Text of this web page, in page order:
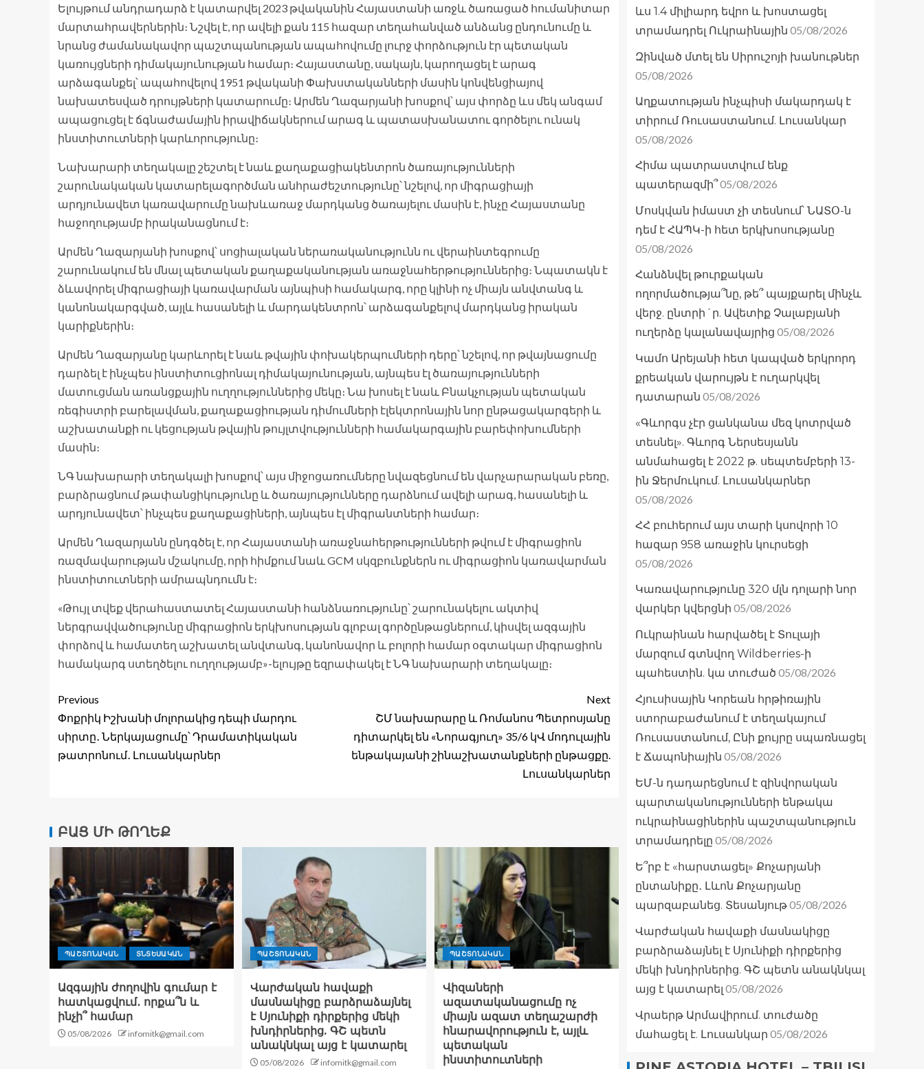
Ելույթում անդրադարձ է կատարվել 2023 թվականին Հայաստանի առջև ծառացած հումանիտար
մարտահրավերներին։ Նշվել է, որ ավելի քան 115 հազար տեղահանված անձանց ընդունումը և
նրանց ժամանակավոր պաշտպանության ապահովումը լուրջ փորձություն էր պետական
կառույցների դիմակայունության համար։ Հայաստանը, սակայն, կարողացել է արագ
արձագանքել՝ ապահովելով 1951 թվականի Փախստականների մասին կոնվենցիայով
նախատեսված դրույթների կատարումը։ Արմեն Ղազարյանի խոսքով՝ այս փորձը ևս մեկ անգամ
ապացուցել է ճգնաժամային իրավիճակներում արագ և պատասխանատու գործելու ունակ
ինստիտուտների կարևորությունը։
Նախարարի տեղակալը շեշտել է նաև քաղաքացիակենտրոն ծառայությունների
շարունակական կատարելագործման անհրաժեշտությունը՝ նշելով, որ միգրացիայի
արդյունավետ կառավարումը նախևառաջ մարդկանց ծառայելու մասին է, ինչը Հայաստանը
հաջողությամբ իրականացնում է։
Արմեն Ղազարյանի խոսքով՝ սոցիալական ներառականությունն ու վերաինտեգրումը
շարունակում են մնալ պետական քաղաքականության առաջնահերթություններից։ Նպատակն է
ձևավորել միգրացիայի կառավարման այնպիսի համակարգ, որը կլինի ոչ միայն անվտանգ և
կանոնակարգված, այլև հասանելի և մարդակենտրոն՝ արձագանքելով մարդկանց իրական
կարիքներին։
Արմեն Ղազարյանը կարևորել է նաև թվային փոխակերպումների դերը՝ նշելով, որ թվայնացումը
դարձել է ինչպես ինստիտուցիոնալ դիմակայունության, այնպես էլ ծառայությունների
մատուցման առանցքային ուղղություններից մեկը։ Նա խոսել է նաև Բնակչության պետական
ռեգիստրի բարելավման, քաղաքացիության դիմումների էլեկտրոնային նոր ընթացակարգերի և
աշխատանքի ու կեցության թվային թույլտվությունների համակարգային բարեփոխումների
մասին։
ՆԳ նախարարի տեղակալի խոսքով՝ այս միջոցառումները նվազեցնում են վարչարարական բեռը,
բարձրացնում թափանցիկությունը և ծառայությունները դարձնում ավելի արագ, հասանելի և
արդյունավետ՝ ինչպես քաղաքացիների, այնպես էլ միգրանտների համար։
Արմեն Ղազարյանն ընդգծել է, որ Հայաստանի առաջնահերթությունների թվում է միգրացիոն
ռազմավարության մշակումը, որի հիմքում նաև GCM սկզբունքներն ու միգրացիոն կառավարման
ինստիտուտների ամրապնդումն է։
«Թույլ տվեք վերահաստատել Հայաստանի հանձնառությունը՝ շարունակելու ակտիվ
ներգրավվածությունը միգրացիոն երկխոսության գլոբալ գործընթացներում, կիսվել ազգային
փորձով և համատեղ աշխատել անվտանգ, կանոնավոր և բոլորի համար օգտակար միգրացիոն
համակարգ ստեղծելու ուղղությամբ»-ելույթը եզրափակել է ՆԳ նախարարի տեղակալը։
Previous
Փոքրիկ Իշխանի մոլորակից դեպի մարդու
սիրտը․ Ներկայացումը՝ Դրամատիկական
թատրոնում․ Լուսանկարներ
Next
ՇՄ նախարարը և Ռոմանոս Պետրոսյանը
դիտարկել են «Նորագյուղ» 35/6 կՎ մոդուլային
ենթակայանի շինաշխատանքների ընթացքը.
Լուսանկարներ
ԲԱՑ ՄԻ ԹՈՂԵՔ
ՊԱՇՏՈՆԱԿԱՆ ՏՆՏԵՍԱԿԱՆ
Ազգային ժողովին գումար է
հատկացվում․ որքա՞ն և
ինչի՞ համար
05/08/2026 infomitk@gmail.com
ՊԱՇՏՈՆԱԿԱՆ
Վարժական հավաքի
մասնակիցը բարձրաձայնել
է Սյունիքի դիրքերից մեկի
խնդիրներից. ԳՇ պետն
անակնկալ այց է կատարել
05/08/2026 infomitk@gmail.com
ՊԱՇՏՈՆԱԿԱՆ
Վիզաների
ազատականացումը ոչ
միայն ազատ տեղաշարժի
հնարավորություն է, այլև
պետական
ինստիտուտների
ևս 1.4 միլիարդ եվրո և խոստացել
տրամադրել Ուկրաինային 05/08/2026
Զինված մտել են Սիրուշոյի խանութներ
05/08/2026
Աղքատության ինչպիսի մակարդակ է
տիրում Ռուսաստանում. Լուսանկար
05/08/2026
Հիմա պատրաստվում ենք
պատերազմի՞05/08/2026
Մոսկվան իմաստ չի տեսնում՝ ՆԱՏՕ-ն
դեմ է ՀԱՊԿ-ի հետ երկխոսությանը
05/08/2026
Հանձնվել թուրքական
ողորմածությա՞նը, թե՞ պայքարել մինչև
վերջ. ընտրի´ր. Ավետիք Չալաբյանի
ուղերձը կալանավայրից 05/08/2026
Կամո Արեյանի հետ կապված երկրորդ
քրեական վարույթն է ուղարկվել
դատարան 05/08/2026
«Գևորգս չէր ցանկանա մեզ կոտրված
տեսնել». Գևորգ Ներսեսյանն
անմահացել է 2022 թ. սեպտեմբերի 13-
ին Ջերմուկում. Լուսանկարներ
05/08/2026
ՀՀ բուհերում այս տարի կսովորի 10
հազար 958 առաջին կուրսեցի
05/08/2026
Կառավարությունը 320 մլն դոլարի նոր
վարկեր կվերցնի 05/08/2026
Ուկրաինան հարվածել է Տուլայի
մարզում գտնվող Wildberries-ի
պահեստին. կա տուժած 05/08/2026
Հյուսիսային Կորեան հրթիռային
ստորաբաժանում է տեղակայում
Ռուսաստանում, Ընի քույրը սպառնացել
է Ճապոնիային 05/08/2026
ԵՄ-ն դադարեցնում է զինվորական
պարտականությունների ենթակա
ուկրաինացիներին պաշտպանություն
տրամադրելը 05/08/2026
Ե՞րբ է «հարստացել» Քոչարյանի
ընտանիքը․ Լևոն Քոչարյանը
պարզաբանեց. Տեսանյութ05/08/2026
Վարժական հավաքի մասնակիցը
բարձրաձայնել է Սյունիքի դիրքերից
մեկի խնդիրներից. ԳՇ պետն անակնկալ
այց է կատարել 05/08/2026
Վրաերթ Արմավիրում. տուժածը
մահացել է. Լուսանկար 05/08/2026